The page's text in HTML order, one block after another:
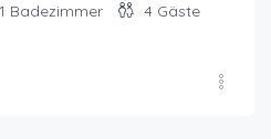
1 Badezimmer 4 Gäste